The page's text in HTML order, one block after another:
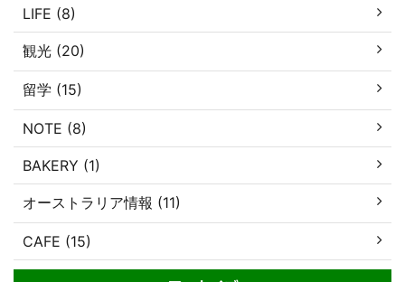
LIFE (8)
観光 (20)
留学 (15)
NOTE (8)
BAKERY (1)
オーストラリア情報 (11)
CAFE (15)